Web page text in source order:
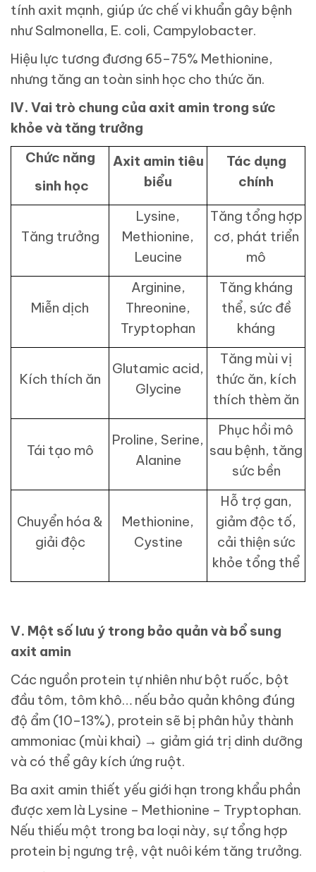
tính axit mạnh, giúp ức chế vi khuẩn gây bệnh
như Salmonella, E. coli, Campylobacter.
Hiệu lực tương đương 65–75% Methionine,
nhưng tăng an toàn sinh học cho thức ăn.
IV. Vai trò chung của axit amin trong sức
khỏe và tăng trưởng
Chức năng
sinh học
Axit amin tiêu
biểu
Tác dụng
chính
Tăng trưởng
Lysine,
Methionine,
Leucine
Tăng tổng hợp
cơ, phát triển
mô
Miễn dịch
Arginine,
Threonine,
Tryptophan
Tăng kháng
thể, sức đề
kháng
Kích thích ăn
Glutamic acid,
Glycine
Tăng mùi vị
thức ăn, kích
thích thèm ăn
Tái tạo mô
Proline, Serine,
Alanine
Phục hồi mô
sau bệnh, tăng
sức bền
Chuyển hóa &
giải độc
Methionine,
Cystine
Hỗ trợ gan,
giảm độc tố,
cải thiện sức
khỏe tổng thể
V. Một số lưu ý trong bảo quản và bổ sung
axit amin
Các nguồn protein tự nhiên như bột ruốc, bột
đầu tôm, tôm khô… nếu bảo quản không đúng
độ ẩm (10–13%), protein sẽ bị phân hủy thành
ammoniac (mùi khai) → giảm giá trị dinh dưỡng
và có thể gây kích ứng ruột.
Ba axit amin thiết yếu giới hạn trong khẩu phần
được xem là Lysine – Methionine – Tryptophan.
Nếu thiếu một trong ba loại này, sự tổng hợp
protein bị ngưng trệ, vật nuôi kém tăng trưởng.